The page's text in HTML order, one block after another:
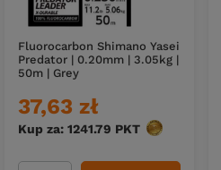
Fluorocarbon Shimano Yasei
Predator | 0.20mm | 3.05kg |
50m | Grey
37,63 zł
Kup za: 1241.79 PKT punktów